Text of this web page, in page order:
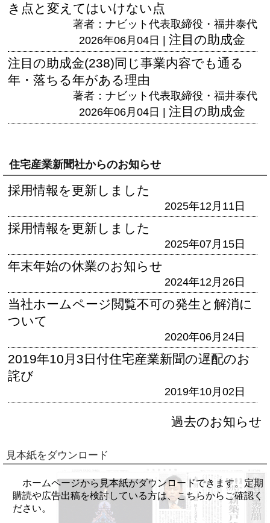
き点と変えてはいけない点
著者：ナビット代表取締役・福井泰代
2026年06月04日 | 注目の助成金
注目の助成金(238)同じ事業内容でも通る
年・落ちる年がある理由
著者：ナビット代表取締役・福井泰代
2026年06月04日 | 注目の助成金
住宅産業新聞社からのお知らせ
採用情報を更新しました
2025年12月11日
採用情報を更新しました
2025年07月15日
年末年始の休業のお知らせ
2024年12月26日
当社ホームページ閲覧不可の発生と解消に
ついて
2020年06月24日
2019年10月3日付住宅産業新聞の遅配のお
詫び
2019年10月02日
過去のお知らせ
見本紙をダウンロード
ホームページから見本紙がダウンロードできます。定期
購読や広告出稿を検討している方は、こちらからご確認く
ださい。